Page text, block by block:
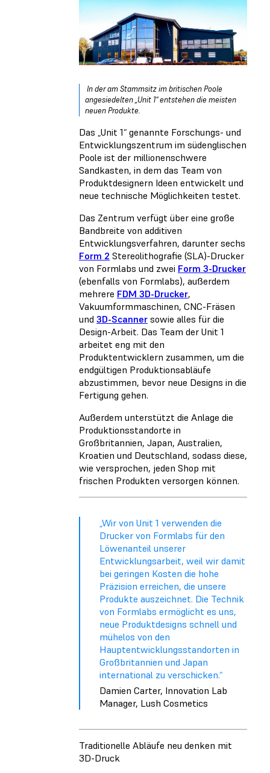
In der am Stammsitz im britischen Poole
angesiedelten „Unit 1“ entstehen die meisten
neuen Produkte.
Das „Unit 1“ genannte Forschungs- und
Entwicklungszentrum im südenglischen
Poole ist der millionenschwere
Sandkasten, in dem das Team von
Produktdesignern Ideen entwickelt und
neue technische Möglichkeiten testet.
Das Zentrum verfügt über eine große
Bandbreite von additiven
Entwicklungsverfahren, darunter sechs
Form 2 Stereolithografie (SLA)-Drucker
von Formlabs und zwei Form 3-Drucker
(ebenfalls von Formlabs), außerdem
mehrere FDM 3D-Drucker,
Vakuumformmaschinen, CNC-Fräsen
und 3D-Scanner sowie alles für die
Design-Arbeit. Das Team der Unit 1
arbeitet eng mit den
Produktentwicklern zusammen, um die
endgültigen Produktionsabläufe
abzustimmen, bevor neue Designs in die
Fertigung gehen.
Außerdem unterstützt die Anlage die
Produktionsstandorte in
Großbritannien, Japan, Australien,
Kroatien und Deutschland, sodass diese,
wie versprochen, jeden Shop mit
frischen Produkten versorgen können.
„Wir von Unit 1 verwenden die
Drucker von Formlabs für den
Löwenanteil unserer
Entwicklungsarbeit, weil wir damit
bei geringen Kosten die hohe
Präzision erreichen, die unsere
Produkte auszeichnet. Die Technik
von Formlabs ermöglicht es uns,
neue Produktdesigns schnell und
mühelos von den
Hauptentwicklungsstandorten in
Großbritannien und Japan
international zu verschicken.“
Damien Carter, Innovation Lab
Manager, Lush Cosmetics
Traditionelle Abläufe neu denken mit
3D-Druck